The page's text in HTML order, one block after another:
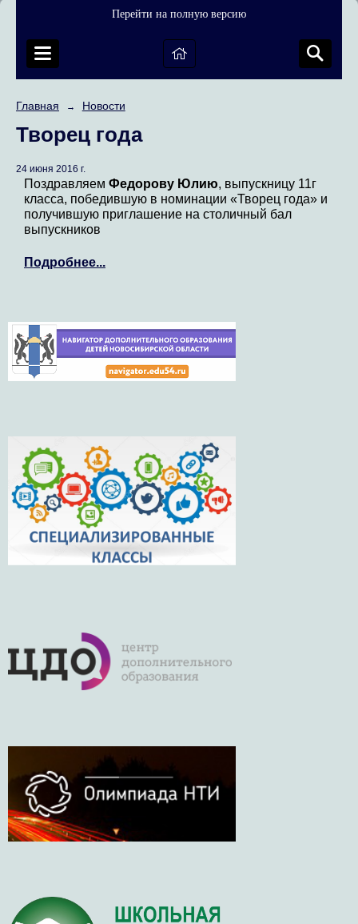
Перейти на полную версию
Главная → Новости
Творец года
24 июня 2016 г.
Поздравляем Федорову Юлию, выпускницу 11г
класса, победившую в номинации «Творец года» и
получившую приглашение на столичный бал
выпускников
Подробнее...